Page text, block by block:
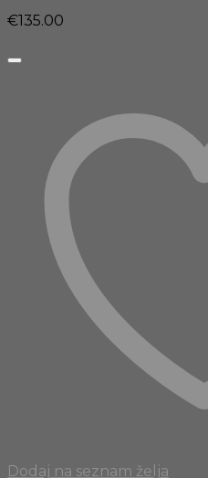
€135.00
Dodaj na seznam želja